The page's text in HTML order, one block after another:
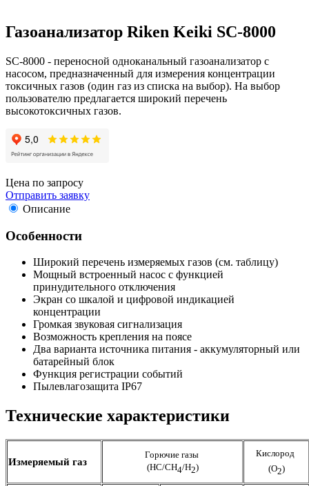
Газоанализатор Riken Keiki SC-8000
SC-8000 - переносной одноканальный газоанализатор с
насосом, предназначенный для измерения концентрации
токсичных газов (один газ из списка на выбор). На выбор
пользователю предлагается широкий перечень
высокотоксичных газов.
Цена по запросу
Отправить заявку
Описание
Особенности
Широкий перечень измеряемых газов (см. таблицу)
Мощный встроенный насос с функцией
принудительного отключения
Экран со шкалой и цифровой индикацией
концентрации
Громкая звуковая сигнализация
Возможность крепления на поясе
Два варианта источника питания - аккумуляторный или
батарейный блок
Функция регистрации событий
Пылевлагозащита IP67
Технические характеристики
Измеряемый газ
Горючие газы
(HC/CH4/H2)
Кислород
(O2)